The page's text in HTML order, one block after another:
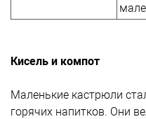
Кисель и компот
Маленькие кастрюли
горячих напитков. Они